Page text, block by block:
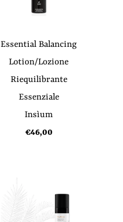
Essential Balancing
Lotion/Lozione
Riequilibrante
Essenziale
Insìum
€46,00